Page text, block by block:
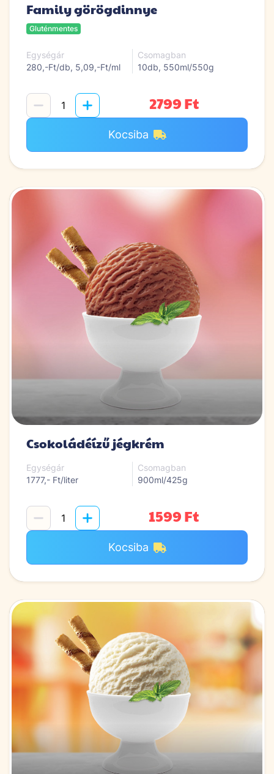
Family görögdinnye
Gluténmentes
Egységár
280,-Ft/db, 5,09,-Ft/ml
Csomagban
10db, 550ml/550g
2799 Ft
Kocsiba
Csokoládéízű jégkrém
Egységár
1777,- Ft/liter
Csomagban
900ml/425g
1599 Ft
Kocsiba